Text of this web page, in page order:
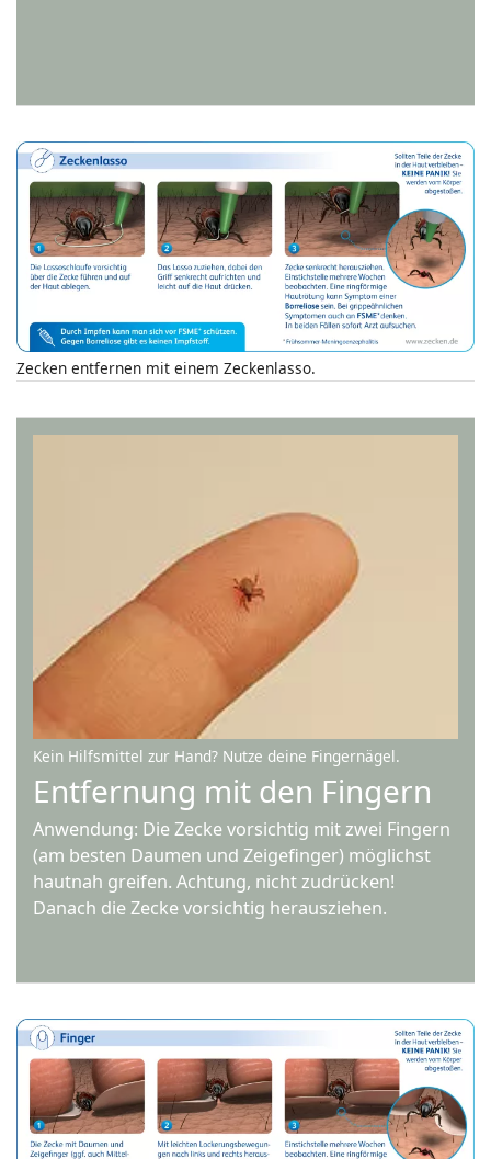
Zecken entfernen mit einem Zeckenlasso.
Kein Hilfsmittel zur Hand? Nutze deine Fingernägel.
Entfernung mit den Fingern
Anwendung: Die Zecke vorsichtig mit zwei Fingern
(am besten Daumen und Zeigefinger) möglichst
hautnah greifen. Achtung, nicht zudrücken!
Danach die Zecke vorsichtig herausziehen.